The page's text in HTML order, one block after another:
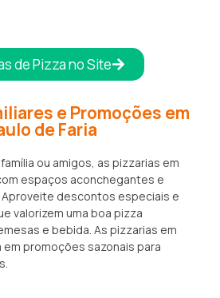
de Pizza no Site
e Promoções em
de Faria
ou amigos, as pizzarias em
espaços aconchegantes e
descontos especiais e
valorizem uma boa pizza
e bebida. As pizzarias em
em promoções sazonais para